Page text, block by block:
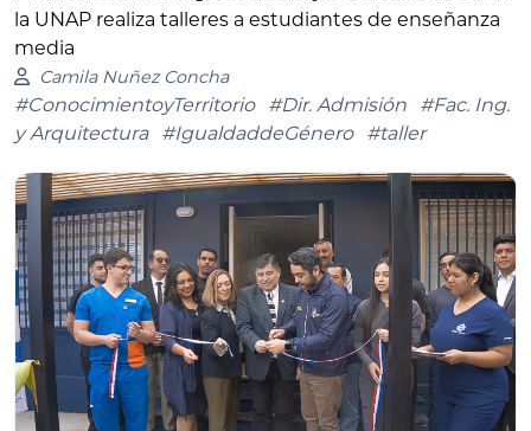
la UNAP realiza talleres a estudiantes de enseñanza
media
Camila Nuñez Concha
#ConocimientoyTerritorio #Dir. Admisión
#Fac. Ing.
y Arquitectura
#IgualdaddeGénero #taller